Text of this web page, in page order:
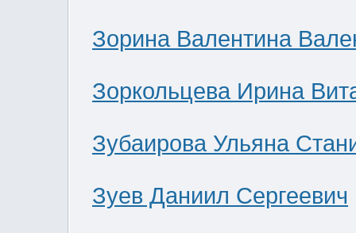
Зорина Валентина
Зоркольцева Ирина
Зубаирова Ульяна
Зуев Даниил Сергеевич